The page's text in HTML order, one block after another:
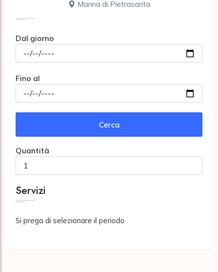
Marina di Pietrasanta
Dal giorno
Fino al
Cerca
Quantità
Servizi
Si prega di selezionare il periodo